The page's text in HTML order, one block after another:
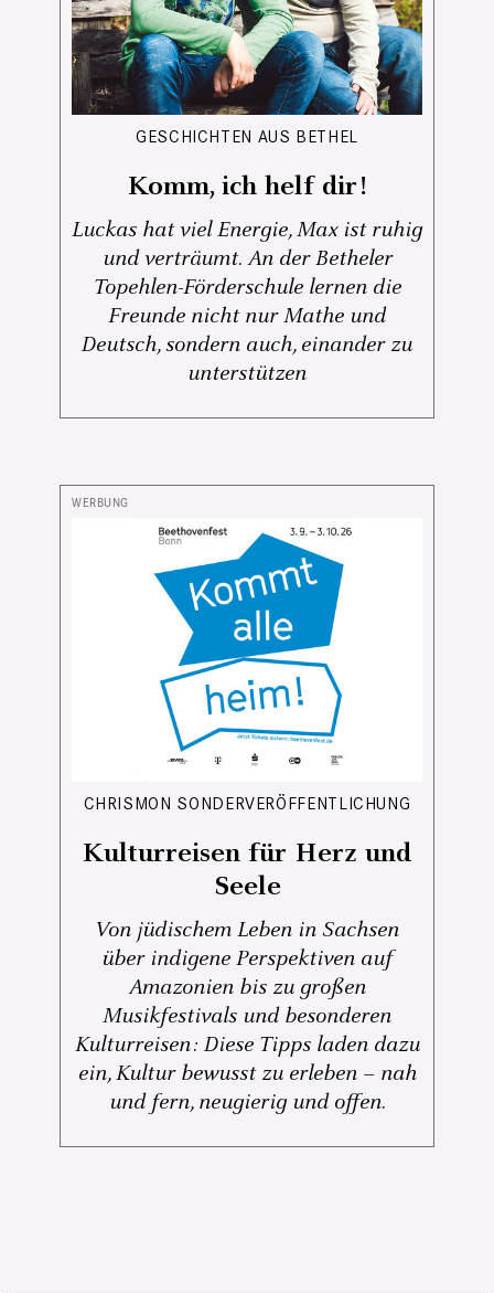
GESCHICHTEN AUS BETHEL
Komm, ich helf dir!
Luckas hat viel Energie, Max ist ruhig
und verträumt. An der Betheler
Topehlen-Förderschule lernen die
Freunde nicht nur Mathe und
Deutsch, sondern auch, einander zu
unterstützen
CHRISMON SONDERVERÖFFENTLICHUNG
Kulturreisen für Herz und
Seele
Von jüdischem Leben in Sachsen
über indigene Perspektiven auf
Amazonien bis zu großen
Musikfestivals und besonderen
Kulturreisen: Diese Tipps laden dazu
ein, Kultur bewusst zu erleben – nah
und fern, neugierig und offen.